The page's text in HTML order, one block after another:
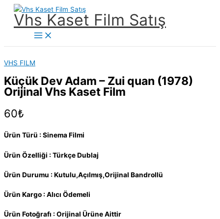
İçeriğe
Vhs Kaset Film Satış
Main
Menu
VHS FILM
Küçük Dev Adam – Zui quan (1978)
Orijinal Vhs Kaset Film
60₺
Ürün Türü : Sinema Filmi
Ürün Özelliği : Türkçe Dublaj
Ürün Durumu : Kutulu,Açılmış,Orijinal Bandrollü
Ürün Kargo : Alıcı Ödemeli
Ürün Fotoğrafı : Orijinal Ürüne Aittir